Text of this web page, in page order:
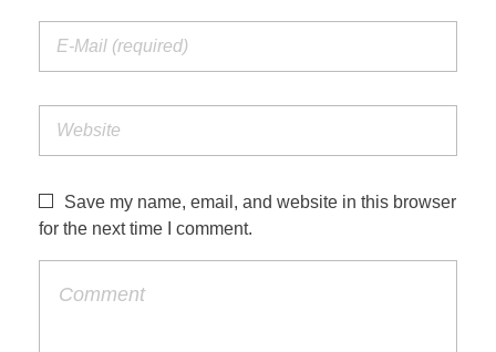
Save my name, email, and website in this browser
for the next time I comment.